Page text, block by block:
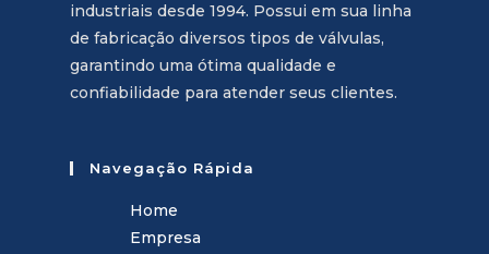
industriais desde 1994. Possui em sua linha
de fabricação diversos tipos de válvulas,
garantindo uma ótima qualidade e
confiabilidade para atender seus clientes.
Navegação Rápida
Home
Empresa